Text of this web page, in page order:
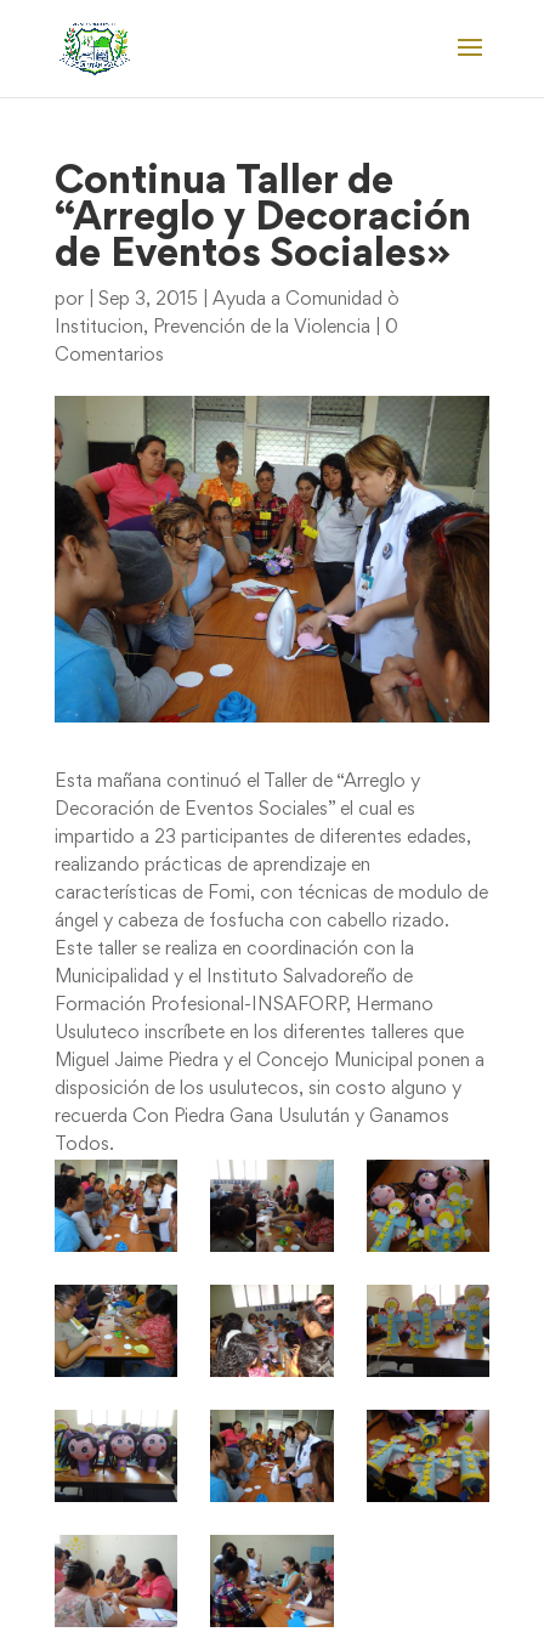
Continua Taller de
“Arreglo y Decoración
de Eventos Sociales»
por Sep 3, 2015
Ayuda a Comunidad ò
Institucion, Prevención de la Violencia
0
Comentarios
Esta mañana continuó el Taller de “Arreglo y
Decoración de Eventos Sociales” el cual es
impartido a 23 participantes de diferentes edades,
realizando prácticas de aprendizaje en
características de Fomi, con técnicas de modulo de
ángel y cabeza de fosfucha con cabello rizado.
Este taller se realiza en coordinación con la
Municipalidad y el Instituto Salvadoreño de
Formación Profesional-INSAFORP, Hermano
Usuluteco inscríbete en los diferentes talleres que
Miguel Jaime Piedra y el Concejo Municipal ponen a
disposición de los usulutecos, sin costo alguno y
recuerda Con Piedra Gana Usulután y Ganamos
Todos.